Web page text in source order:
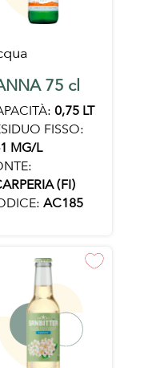
75 cl
0,75 LT
FISSO:
MG/L
(FI)
AC185